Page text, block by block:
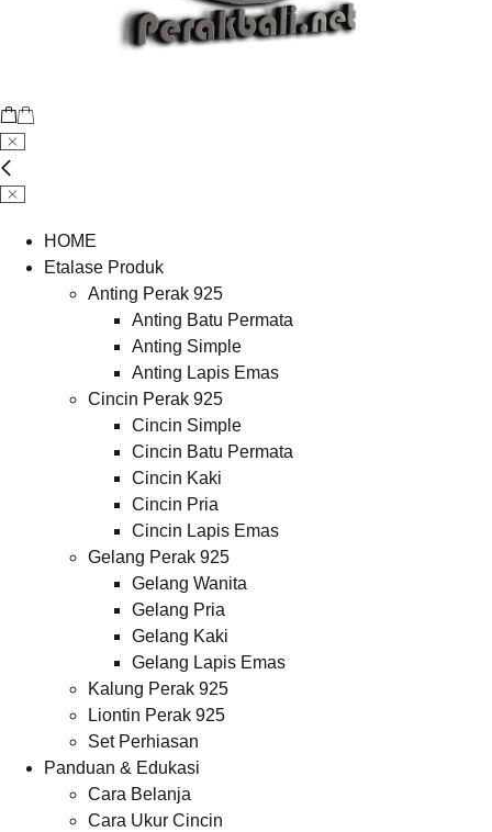
HOME
Etalase Produk
Anting Perak 925
Anting Batu Permata
Anting Simple
Anting Lapis Emas
Cincin Perak 925
Cincin Simple
Cincin Batu Permata
Cincin Kaki
Cincin Pria
Cincin Lapis Emas
Gelang Perak 925
Gelang Wanita
Gelang Pria
Gelang Kaki
Gelang Lapis Emas
Kalung Perak 925
Liontin Perak 925
Set Perhiasan
Panduan & Edukasi
Cara Belanja
Cara Ukur Cincin